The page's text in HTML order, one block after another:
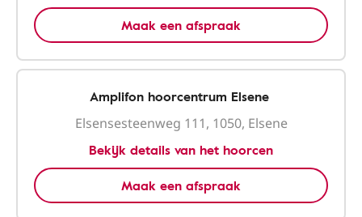
Maak een afspraak
Amplifon hoorcentrum Elsene
Elsensesteenweg 111, 1050, Elsene
Bekijk details van het hoorcen
Maak een afspraak